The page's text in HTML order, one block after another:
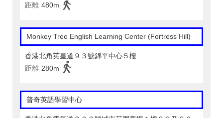
距離 480m
Monkey Tree English Learning Center (Fortress Hill)
香港北角英皇道９３號錦平中心５樓
距離 280m
普奇英語學習中心